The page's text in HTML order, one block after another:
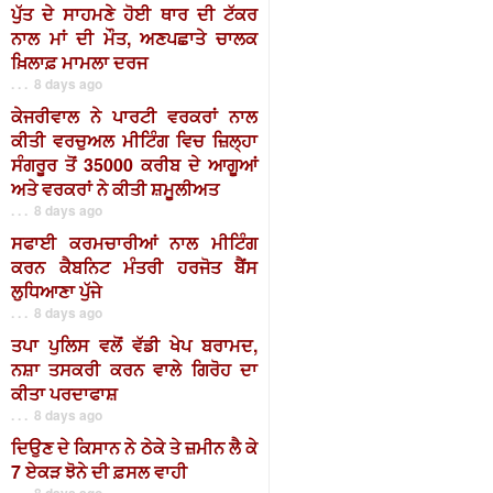
ਪੁੱਤ ਦੇ ਸਾਹਮਣੇ ਹੋਈ ਥਾਰ ਦੀ ਟੱਕਰ
ਨਾਲ ਮਾਂ ਦੀ ਮੌਤ, ਅਣਪਛਾਤੇ ਚਾਲਕ
ਖ਼ਿਲਾਫ਼ ਮਾਮਲਾ ਦਰਜ
. . . 8 days ago
ਕੇਜਰੀਵਾਲ ਨੇ ਪਾਰਟੀ ਵਰਕਰਾਂ ਨਾਲ
ਕੀਤੀ ਵਰਚੁਅਲ ਮੀਟਿੰਗ ਵਿਚ ਜ਼ਿਲ੍ਹਾ
ਸੰਗਰੂਰ ਤੋਂ 35000 ਕਰੀਬ ਦੇ ਆਗੂਆਂ
ਅਤੇ ਵਰਕਰਾਂ ਨੇ ਕੀਤੀ ਸ਼ਮੂਲੀਅਤ
. . . 8 days ago
ਸਫਾਈ ਕਰਮਚਾਰੀਆਂ ਨਾਲ ਮੀਟਿੰਗ
ਕਰਨ ਕੈਬਨਿਟ ਮੰਤਰੀ ਹਰਜੋਤ ਬੈਂਸ
ਲੁਧਿਆਣਾ ਪੁੱਜੇ
. . . 8 days ago
ਤਪਾ ਪੁਲਿਸ ਵਲੋਂ ਵੱਡੀ ਖੇਪ ਬਰਾਮਦ,
ਨਸ਼ਾ ਤਸਕਰੀ ਕਰਨ ਵਾਲੇ ਗਿਰੋਹ ਦਾ
ਕੀਤਾ ਪਰਦਾਫਾਸ਼
. . . 8 days ago
ਦਿਉਣ ਦੇ ਕਿਸਾਨ ਨੇ ਠੇਕੇ ਤੇ ਜ਼ਮੀਨ ਲੈ ਕੇ
7 ਏਕੜ ਝੋਨੇ ਦੀ ਫ਼ਸਲ ਵਾਹੀ